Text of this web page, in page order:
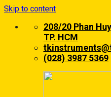
Skip to content
208/20 Phan
TP. HCM
(028) 3987 5369